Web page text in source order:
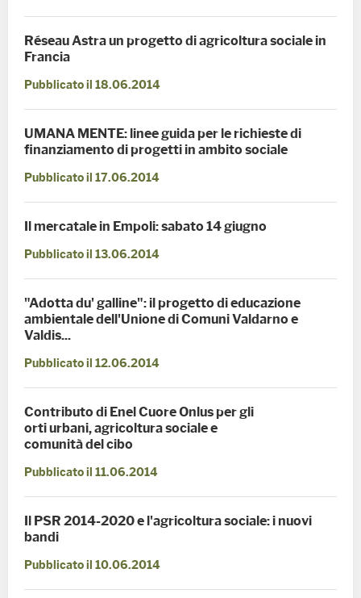
Réseau Astra un progetto di agricoltura sociale in
Francia
Pubblicato il 18.06.2014
UMANA MENTE: linee guida per le richieste di
finanziamento di progetti in ambito sociale
Pubblicato il 17.06.2014
Il mercatale in Empoli: sabato 14 giugno
Pubblicato il 13.06.2014
"Adotta du' galline": il progetto di educazione
ambientale dell'Unione di Comuni Valdarno e
Valdis...
Pubblicato il 12.06.2014
Contributo di Enel Cuore Onlus per gli
orti urbani, agricoltura sociale e
comunità del cibo
Pubblicato il 11.06.2014
Il PSR 2014-2020 e l'agricoltura sociale: i nuovi
bandi
Pubblicato il 10.06.2014